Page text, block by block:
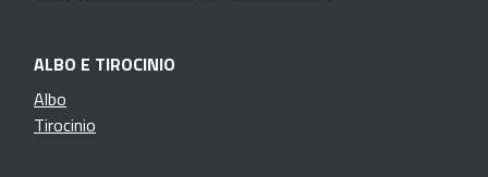
ALBO E TIROCINIO
Albo
Tirocinio